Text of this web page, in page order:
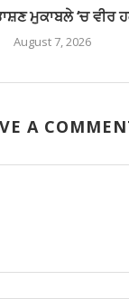
ਮੁਕਾਬਲੇ ‘ਚ ਵੀਰ
August 7, 2026
A